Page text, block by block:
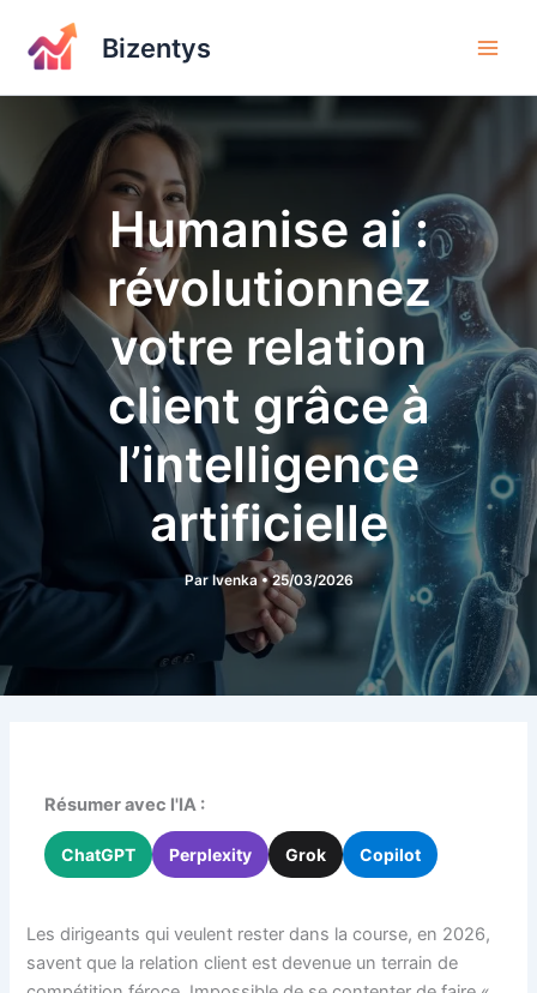
contenu
Bizentys
Humanise ai :
révolutionnez
votre relation
client grâce à
l’intelligence
artificielle
Par Ivenka •25/03/2026
Résumer avec l'IA :
ChatGPT Perplexity Grok Copilot
Les dirigeants qui veulent rester dans la course, en 2026,
savent que la relation client est devenue un terrain de